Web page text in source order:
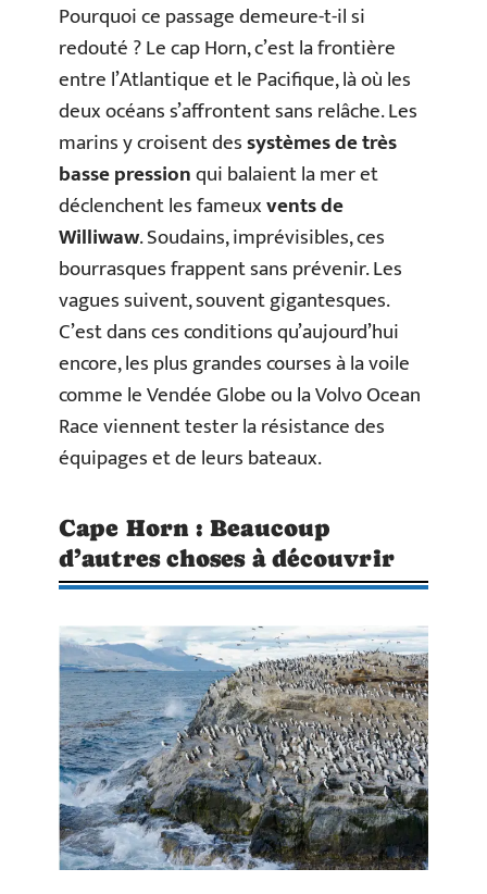
Pourquoi ce passage demeure-t-il si
redouté ? Le cap Horn, c’est la frontière
entre l’Atlantique et le Pacifique, là où les
deux océans s’affrontent sans relâche. Les
marins y croisent dessystèmes de très
basse pressionqui balaient la mer et
déclenchent les fameuxvents de
Williwaw. Soudains, imprévisibles, ces
bourrasques frappent sans prévenir. Les
vagues suivent, souvent gigantesques.
C’est dans ces conditions qu’aujourd’hui
encore, les plus grandes courses à la voile
comme le Vendée Globe ou la Volvo Ocean
Race viennent tester la résistance des
équipages et de leurs bateaux.
Cape Horn : Beaucoup
d’autres choses à découvrir